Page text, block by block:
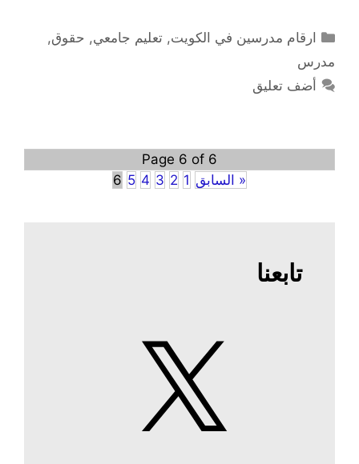
التصنيفات
ارقام مدرسين في الكويت,تعليم جامعي, حقوق,
مدرس
أضف تعليق
Page 6 of 6
« السابق 1
2
3
4
5
6
تابعنا